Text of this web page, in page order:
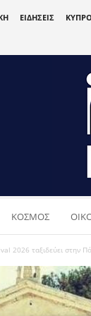
ΕΙΔΗΣΕΙΣ
ΚΟΣΜΟΣ
2026 ταξιδεύει στην